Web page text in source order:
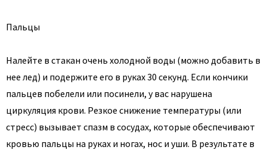
Пальцы
Налейте в стакан очень холодной воды (можно добавить в
нее лед) и подержите его в руках 30 секунд. Если кончики
пальцев побелели или посинели, у вас нарушена
циркуляция крови. Резкое снижение температуры (или
стресс) вызывает спазм в сосудах, которые обеспечивают
кровью пальцы на руках и ногах, нос и уши. В результате в